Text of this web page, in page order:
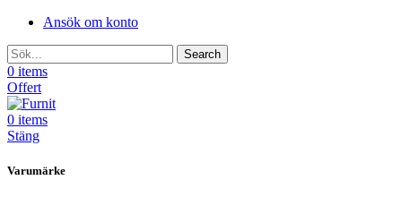
Ansök om konto
Search
0 items
Offert
0 items
Stäng
Varumärke